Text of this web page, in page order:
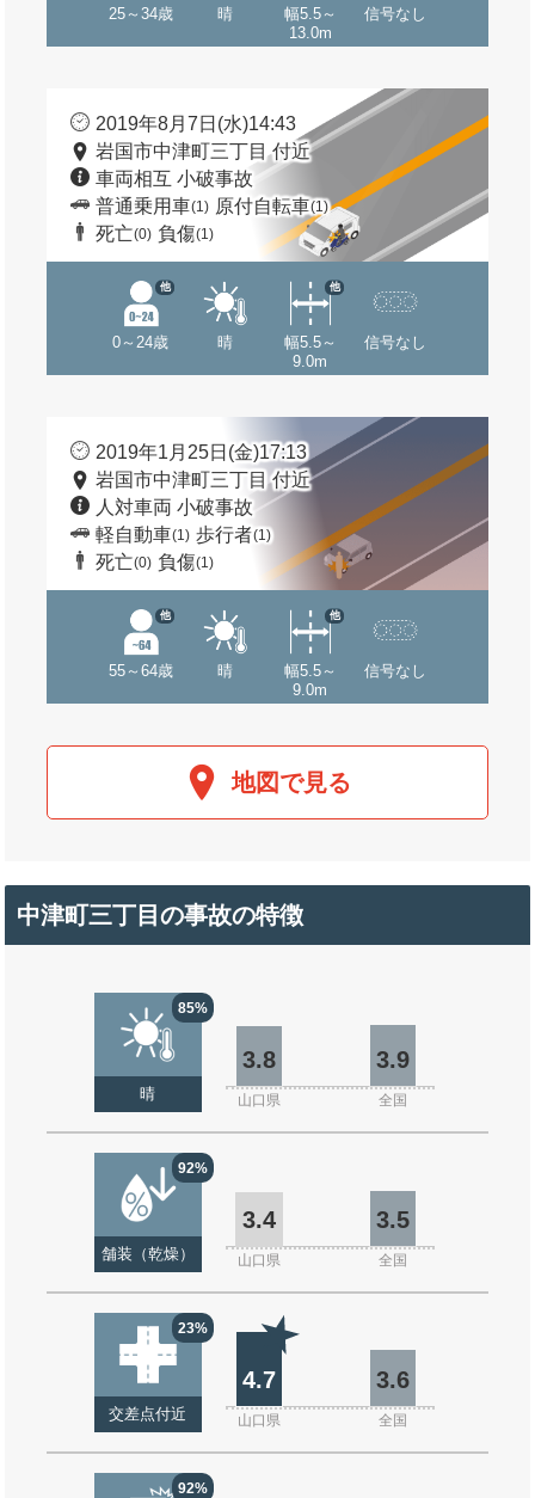
25～34歳 晴
幅5.5～
13.0m
信号なし
2019年8月7日(水)14:43
岩国市中津町三丁目 付近
車両相互 小破事故
普通乗用車(1) 原付自転車(1)
死亡(0) 負傷(1)
0～24歳
他
晴
幅5.5～
9.0m
他
信号なし
2019年1月25日(金)17:13
岩国市中津町三丁目 付近
人対車両 小破事故
軽自動車(1) 歩行者(1)
死亡(0) 負傷(1)
55～64歳
他
晴
幅5.5～
9.0m
他
信号なし
地図で見る
中津町三丁目の事故の特徴
85%
晴
3.8 3.9
山口県 全国
92%
舗装（乾燥）
3.4 3.5
山口県 全国
23%
交差点付近
4.7 3.6
山口県 全国
92%